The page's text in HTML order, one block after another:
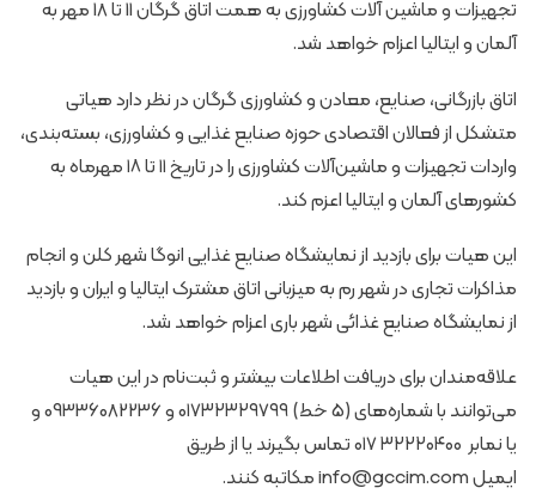
تجهیزات و ماشین آلات کشاورزی به همت اتاق گرگان 11 تا 18 مهر به
آلمان و ایتالیا اعزام خواهد شد.
اتاق بازرگانی، صنایع، معادن و کشاورزی گرگان در نظر دارد هیاتی
متشکل از فعالان اقتصادی حوزه صنایع غذایی و کشاورزی، بسته‌بندی،
واردات تجهیزات و ماشین‌آلات کشاورزی را در تاریخ ۱۱ تا ۱۸ مهرماه به
کشورهای آلمان و ایتالیا اعزم کند.
این هیات برای بازدید از نمایشگاه صنایع غذایی انوگا شهر کلن و انجام
مذاکرات تجاری در شهر رم به میزبانی اتاق مشترک ایتالیا و ایران و بازدید
از نمایشگاه صنایع غذائی شهر باری اعزام خواهد شد.
علاقه‌مندان برای دریافت اطلاعات بیشتر و ثبت‌نام در این هیات
می‌توانند با شماره‌های (5 خط) 0۱۷۳۲۳۲۹۷۹۹ و 09336082236 و
یا نمابر ۳۲۲۲۰۴۰۰ ۰۱۷ تماس بگیرند یا از طریق
ایمیلinfo@gccim.comمکاتبه کنند.